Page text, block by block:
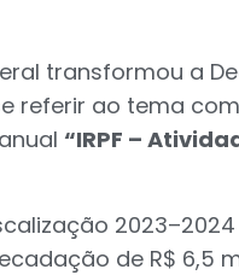
transformou a
referir ao tema
“IRPF –
de R$ 6,5